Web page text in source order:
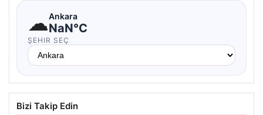
☁Ankara
NaN°C
ŞEHIR SEÇ
Bizi Takip Edin